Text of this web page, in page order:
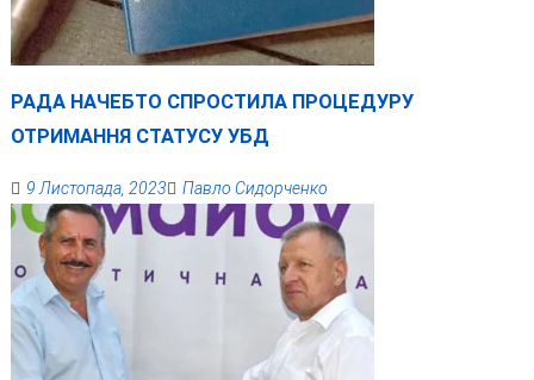
РАДА НАЧЕБТО СПРОСТИЛА ПРОЦЕДУРУ
ОТРИМАННЯ СТАТУСУ УБД
9 Листопада, 2023 Павло Сидорченко